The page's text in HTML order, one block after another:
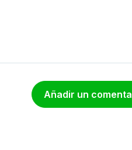
Añadir un